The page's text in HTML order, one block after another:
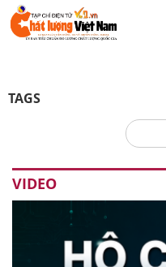
TAGS
VIDEO